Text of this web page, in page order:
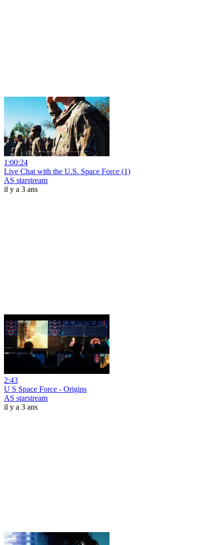
1:00:24
Live Chat with the U.S. Space Force (1)
AS starstream
il y a 3 ans
2:43
U S Space Force - Origins
AS starstream
il y a 3 ans